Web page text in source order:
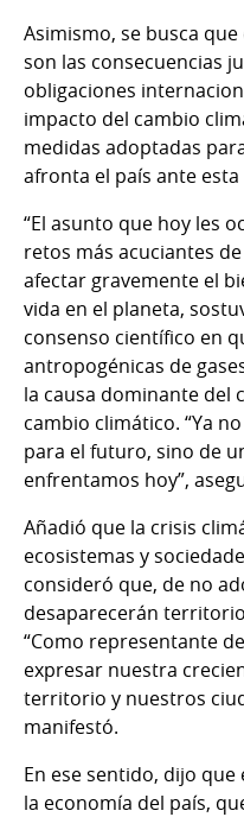
Asimismo, se busca
son las consecuencias
obligaciones
impacto del cambio
medidas adoptadas
afronta el país ante
“El asunto que hoy les
retos más acuciantes
afectar gravemente el
vida en el planeta,
consenso científico en
antropogénicas de
la causa dominante del
cambio climático. “Ya
para el futuro, sino de
enfrentamos hoy”,
Añadió que la crisis
ecosistemas y
consideró que, de no
desaparecerán
“Como representante
expresar nuestra
territorio y nuestros
manifestó.
En ese sentido, dijo
la economía del país,